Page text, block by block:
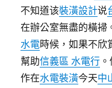
不知道该裝潢設計说
在辦公室無盡的橫掃
水電時候，如果不欣
幫助信義區 水電行
作在水電裝潢今天中